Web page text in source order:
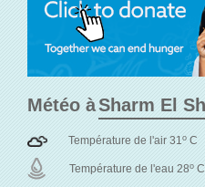
Météo à
Température de l'air 31o C
Température de l'eau 28o C